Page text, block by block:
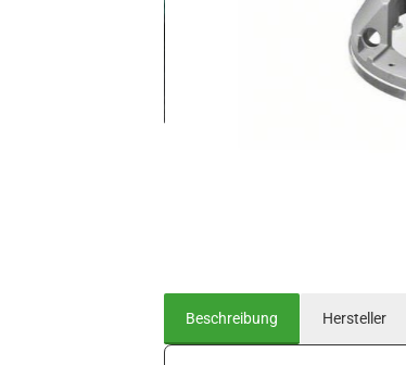
Beschreibung Hersteller